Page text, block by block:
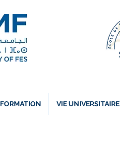
FORMATION VIE UNIVERSITAIRE